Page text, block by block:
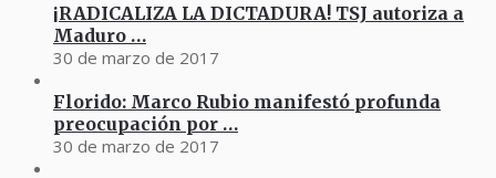
¡RADICALIZA LA DICTADURA! TSJ autoriza a
Maduro …
30 de marzo de 2017
Florido: Marco Rubio manifestó profunda
preocupación por …
30 de marzo de 2017